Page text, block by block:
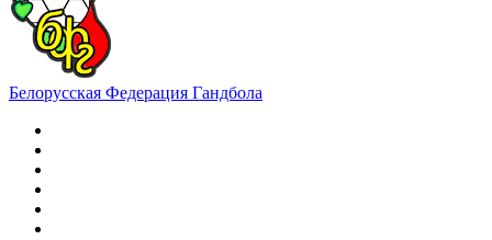
Белорусская Федерация Гандбола